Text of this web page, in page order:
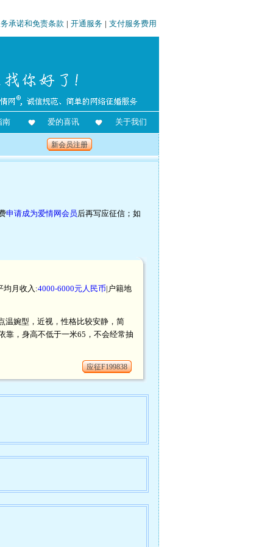
承诺和免责条款 | 开通服务 | 支付服务费用
南 爱的喜讯 关于我们
新会员注册
申请成为爱情网会员后再写应征信；如
均月收入:4000-6000元人民币|户籍地
温婉型，近视，性格比较安静，简
靠，身高不低于一米65，不会经常抽
应征F199838